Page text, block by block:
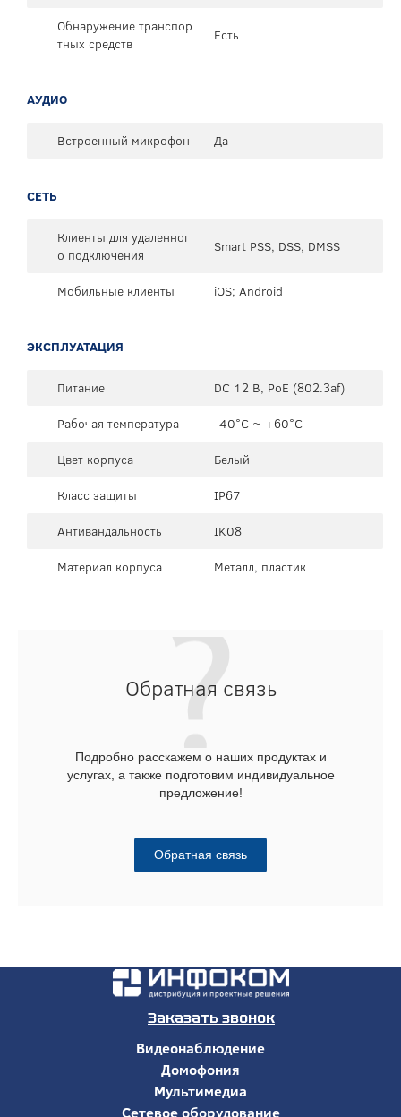
Обнаружение транспор
тных средств
Есть
АУДИО
Встроенный микрофон Да
СЕТЬ
Клиенты для удаленног
о подключения
Smart PSS, DSS, DMSS
Мобильные клиенты iOS; Android
ЭКСПЛУАТАЦИЯ
Питание
DC 12 В, PoE (802.3af)
Рабочая температура
-40°C ~ +60°C
Цвет корпуса
Белый
Класс защиты
IP67
Антивандальность
IK08
Материал корпуса
Металл, пластик
Обратная связь
Подробно расскажем о наших продуктах и
услугах, а также подготовим индивидуальное
предложение!
Обратная связь
Заказать звонок
Видеонаблюдение
Домофония
Мультимедиа
Сетевое оборудование